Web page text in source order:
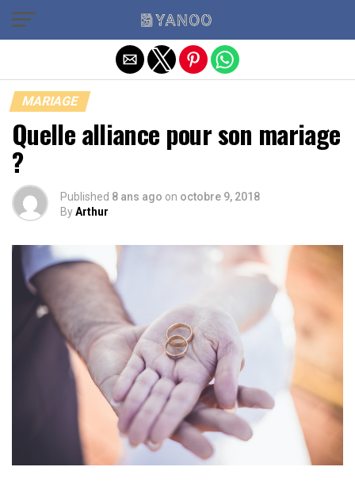
MARIAGE
Quelle alliance pour son mariage
?
Published 8 ans ago on octobre 9, 2018
ByArthur
Quitter la version mobile